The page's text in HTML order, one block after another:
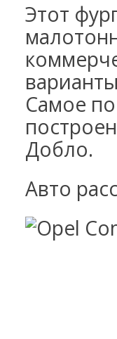
Этот
Самое
Добло.
Авто